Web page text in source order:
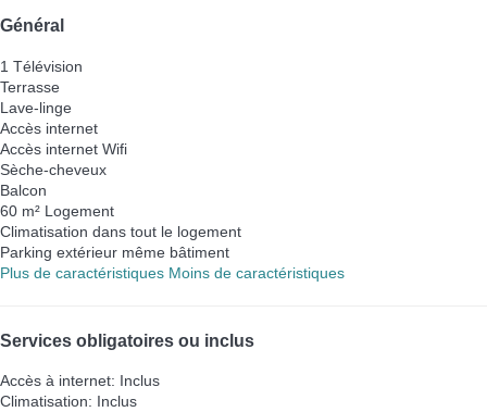
Général
1 Télévision
Terrasse
Lave-linge
Accès internet
Accès internet Wifi
Sèche-cheveux
Balcon
60 m² Logement
Climatisation dans tout le logement
Parking extérieur même bâtiment
Plus de caractéristiques Moins de caractéristiques
Services obligatoires ou inclus
Accès à internet: Inclus
Climatisation: Inclus